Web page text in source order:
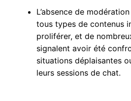
L’absence de
tous types de contenus
proliférer, et de
signalent avoir été
situations déplaisantes
leurs sessions de chat.